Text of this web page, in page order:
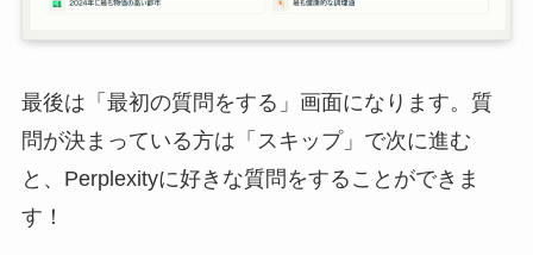
最後は「最初の質問をする」画面になります。質
問が決まっている方は「スキップ」で次に進む
と、Perplexityに好きな質問をすることができま
す！